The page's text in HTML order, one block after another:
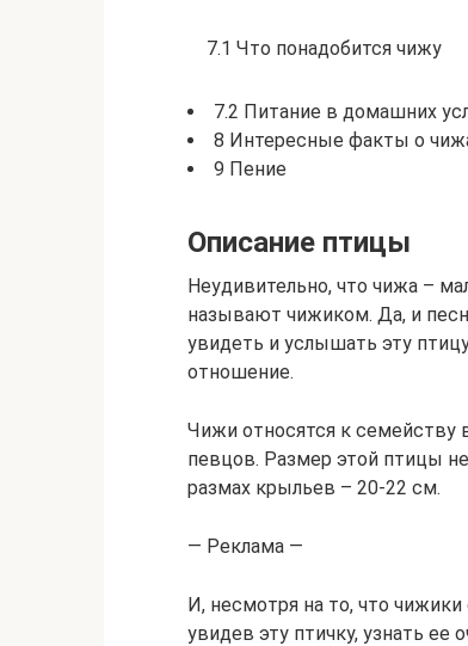
7.1 Что понадобится чижу
7.2 Питание в домашних
8 Интересные факты о
9 Пение
Описание птицы
Неудивительно, что чижа –
называют чижиком. Да, и
увидеть и услышать эту
отношение.
Чижи относятся к семейству
певцов. Размер этой птицы
размах крыльев – 20-22 см.
— Реклама —
И, несмотря на то, что
увидев эту птичку, узнать ее